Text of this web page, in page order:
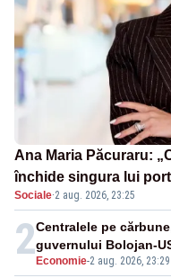
Ana Maria Păcuraru:
închide singura lui
Sociale·2 aug. 2026, 23:25
2 Economie-2 aug. 2026, 23:29
Centralele pe
guvernului Bolojan-